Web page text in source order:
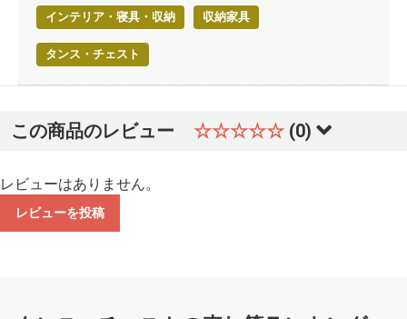
インテリア・寝具・収納 収納家具
タンス・チェスト
この商品のレビュー ☆☆☆☆☆ (0)
レビューはありません。
レビューを投稿